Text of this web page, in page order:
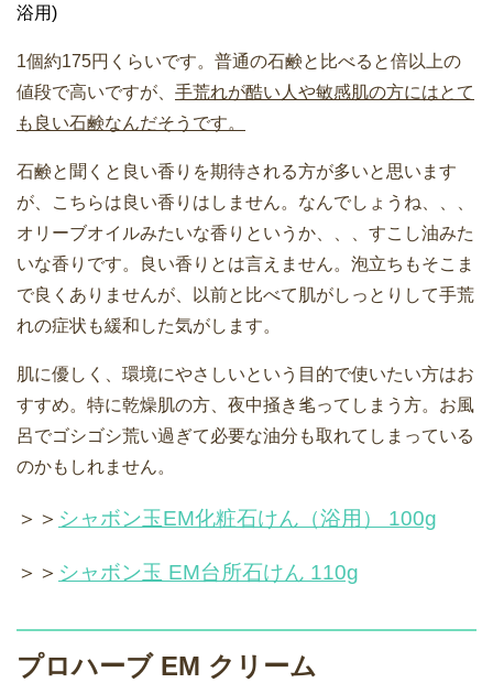
浴用)
1個約175円くらいです。普通の石鹸と比べると倍以上の
値段で高いですが、 手荒れが酷い人や敏感肌の方にはとて
も良い石鹸なんだそうです。
石鹸と聞くと良い香りを期待される方が多いと思います
が、こちらは良い香りはしません。なんでしょうね、、、
オリーブオイルみたいな香りというか、、、すこし油みた
いな香りです。良い香りとは言えません。泡立ちもそこま
で良くありませんが、以前と比べて肌がしっとりして手荒
れの症状も緩和した気がします。
肌に優しく、環境にやさしいという目的で使いたい方はお
すすめ。特に乾燥肌の方、夜中掻き毟ってしまう方。お風
呂でゴシゴシ荒い過ぎて必要な油分も取れてしまっている
のかもしれません。
＞＞ シャボン玉EM化粧石けん（浴用） 100g
＞＞ シャボン玉 EM台所石けん 110g
プロハーブ EM クリーム